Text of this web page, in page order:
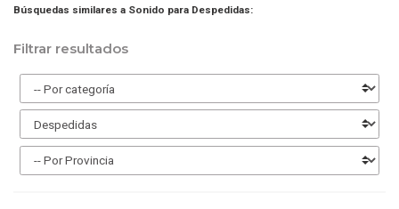
Búsquedas similares a Sonido para Despedidas:
Filtrar resultados